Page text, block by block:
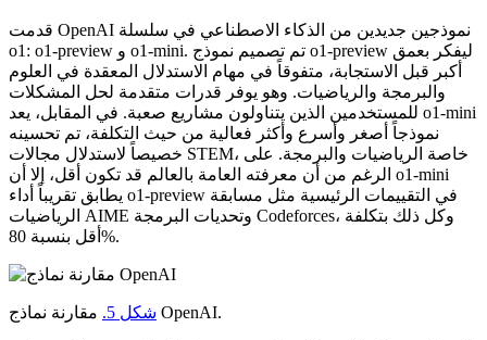
قدمت OpenAI نموذجين جديدين من الذكاء الاصطناعي في سلسلة
o1: o1-preview و o1-mini. تم تصميم نموذج o1-preview ليفكر بعمق
أكبر قبل الاستجابة، متفوقاً في مهام الاستدلال المعقدة في العلوم
والبرمجة والرياضيات. وهو يوفر قدرات متقدمة لحل المشكلات
للمستخدمين الذين يتناولون مشاريع صعبة. في المقابل، يعد o1-mini
نموذجاً أصغر وأسرع وأكثر فعالية من حيث التكلفة، تم تحسينه
خصيصاً لاستدلال مجالات STEM، خاصة الرياضيات والبرمجة. على
الرغم من أن معرفته العامة بالعالم قد تكون أقل، إلا أن o1-mini
يطابق تقريباً أداء o1-preview في التقييمات الرئيسية مثل مسابقة
الرياضيات AIME وتحديات البرمجة Codeforces، وكل ذلك بتكلفة
أقل بنسبة 80%.
شكل 5. مقارنة نماذج OpenAI.